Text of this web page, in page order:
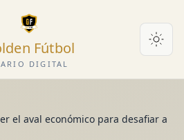
Fútbol
DIGITAL
el aval económico para desafiar a